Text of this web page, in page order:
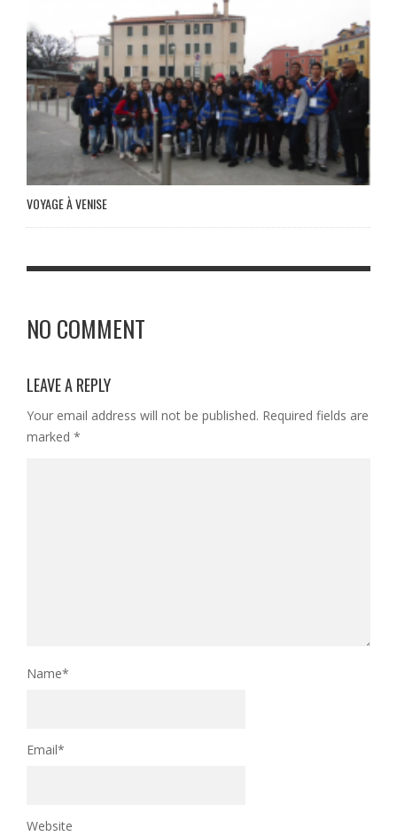
VOYAGE À VENISE
NO COMMENT
LEAVE A REPLY
Your email address will not be published. Required fields are
marked *
Name*
Email*
Website